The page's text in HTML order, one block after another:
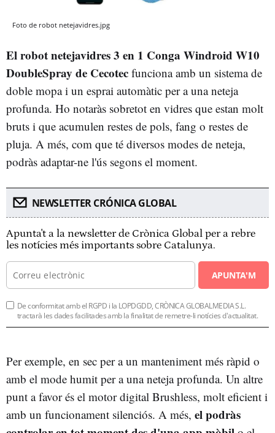
Foto de robot netejavidres.jpg
El robot netejavidres 3 en 1 Conga Windroid W10
DoubleSpray de Cecotec funciona amb un sistema de
doble mopa i un esprai automàtic per a una neteja
profunda. Ho notaràs sobretot en vidres que estan molt
bruts i que acumulen restes de pols, fang o restes de
pluja. A més, com que té diversos modes de neteja,
podràs adaptar-ne l'ús segons el moment.
NEWSLETTER CRÓNICA GLOBAL
Apunta't a la newsletter de Crònica Global per a rebre
les notícies més importants sobre Catalunya.
APUNTA'M
De conformitat amb el RGPD i la LOPDGDD, CRÒNICA GLOBALMEDIA S.L.
tractarà les dades facilitades amb la finalitat de remetre-li notícies d'actualitat.
Per exemple, en sec per a un manteniment més ràpid o
amb el mode humit per a una neteja profunda. Un altre
punt a favor és el motor digital Brushless, molt eficient i
amb un funcionament silenciós. A més, el podràs